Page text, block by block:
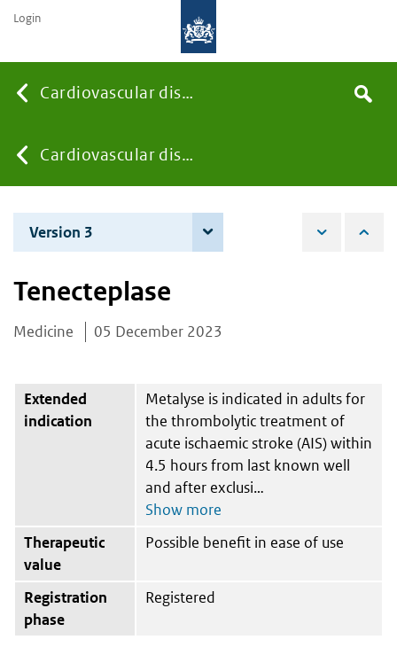
Cardiovascular diseases
You
are
here:
Cardiovascular diseases
the
Search
Login
Version 3
Tenecteplase
Medicine 05 December 2023
Extended
indication
Metalyse is indicated in adults for
the thrombolytic treatment of
acute ischaemic stroke (AIS) within
4.5 hours from last known well
and after exclusi
Therapeutic
value
Possible benefit in ease of use
Registration
phase
Registered